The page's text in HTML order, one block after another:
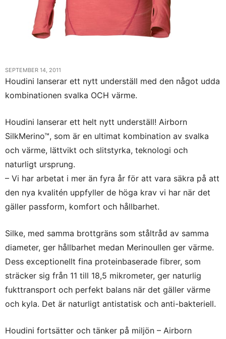
SEPTEMBER 14, 2011
Houdini lanserar ett nytt underställ med den något udda
kombinationen svalka OCH värme.
Houdini lanserar ett helt nytt underställ! Airborn
SilkMerino™, som är en ultimat kombination av svalka
och värme, lättvikt och slitstyrka, teknologi och
naturligt ursprung.
– Vi har arbetat i mer än fyra år för att vara säkra på att
den nya kvalitén uppfyller de höga krav vi har när det
gäller passform, komfort och hållbarhet.
Silke, med samma brottgräns som ståltråd av samma
diameter, ger hållbarhet medan Merinoullen ger värme.
Dess exceptionellt fina proteinbaserade fibrer, som
sträcker sig från 11 till 18,5 mikrometer, ger naturlig
fukttransport och perfekt balans när det gäller värme
och kyla. Det är naturligt antistatisk och anti-bakteriell.
Houdini fortsätter och tänker på miljön – Airborn